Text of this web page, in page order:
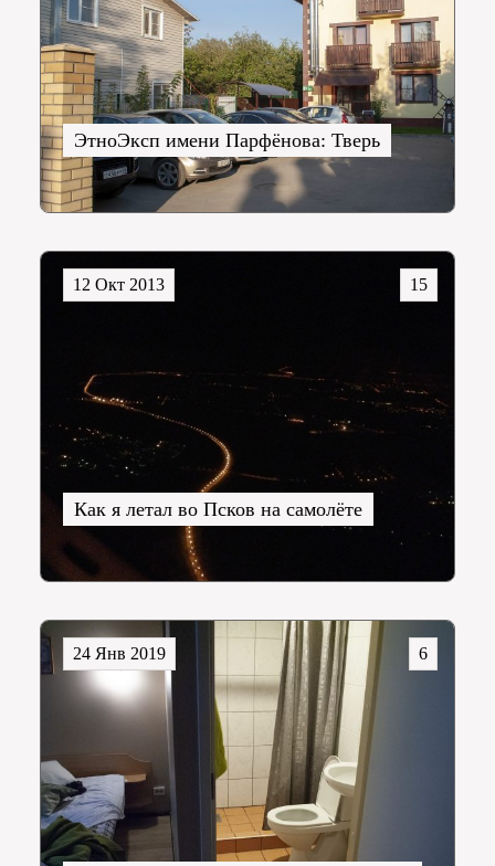
ЭтноЭксп имени Парфёнова: Тверь
Как я летал во Псков на самолёте
15
12 Окт 2013
6
24 Янв 2019